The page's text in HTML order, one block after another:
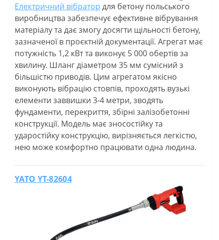
Електричний вібратор для бетону польського
виробництва забезпечує ефективне вібрування
матеріалу та дає змогу досягти щільності бетону,
зазначеної в проєктній документації. Агрегат має
потужність 1,2 кВт та виконує 5 000 обертів за
хвилину. Шланг діаметром 35 мм сумісний з
більшістю приводів. Цим агрегатом якісно
виконують вібрацію стовпів, проходять вузькі
елементи заввишки 3-4 метри, зводять
фундаменти, перекриття, збірні залізобетонні
конструкції. Модель має зносостійку та
ударостійку конструкцію, вирізняється легкістю,
нею може комфортно працювати одна людина.
YATO YT-82604